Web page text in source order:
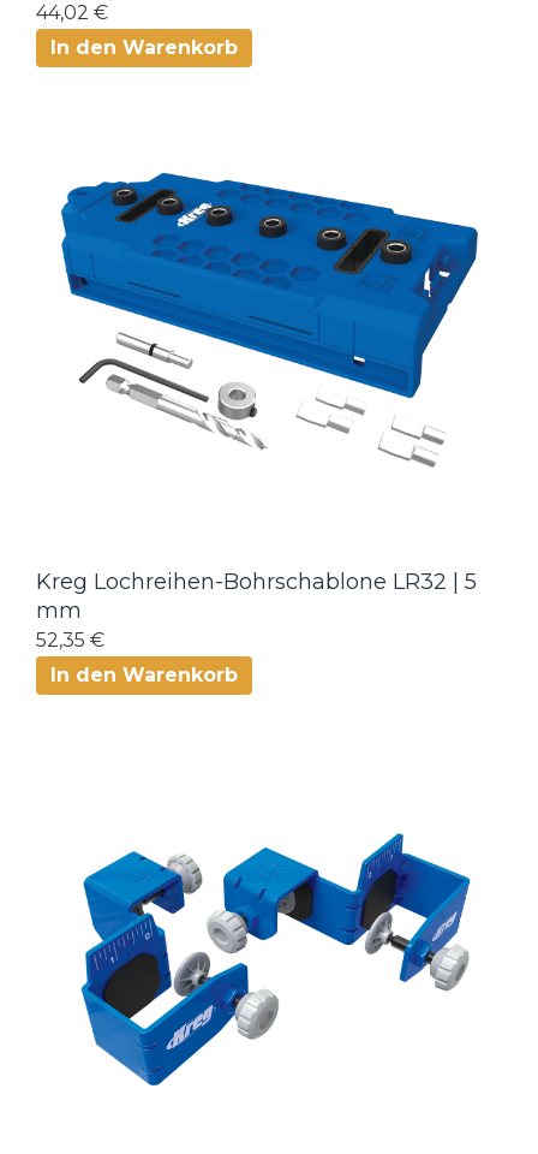
44,02 €
In den Warenkorb
Kreg Lochreihen-Bohrschablone LR32 | 5
mm
52,35 €
In den Warenkorb